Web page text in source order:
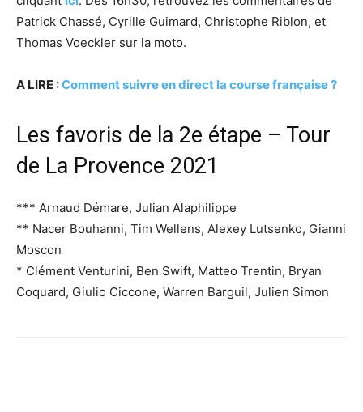
Patrick Chassé, Cyrille Guimard, Christophe Riblon, et
Thomas Voeckler sur la moto.
A LIRE :Comment suivre en direct la course française ?
Les favoris de la 2e étape – Tour
de La Provence 2021
*** Arnaud Démare, Julian Alaphilippe
** Nacer Bouhanni, Tim Wellens, Alexey Lutsenko, Gianni
Moscon
* Clément Venturini, Ben Swift, Matteo Trentin, Bryan
Coquard, Giulio Ciccone, Warren Barguil, Julien Simon